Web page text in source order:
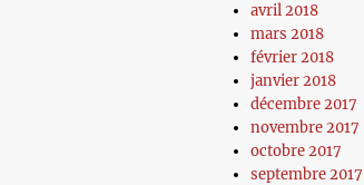
avril 2018
mars 2018
février 2018
janvier 2018
décembre 2017
novembre 2017
octobre 2017
septembre 2017